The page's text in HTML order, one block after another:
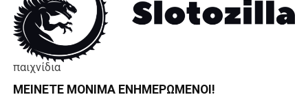
παιχνίδια
ΜΕΊΝΕΤΕ ΜΌΝΙΜΑ ΕΝΗΜΕΡΏΜΕΝΟΙ!